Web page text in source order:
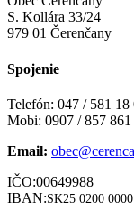
S. Kollára 33/24
979 01 Čerenčany
Spojenie
Telefón: 047 / 581 18
Mobi: 0907 / 857 861
Email:
IBAN:SK25 0200